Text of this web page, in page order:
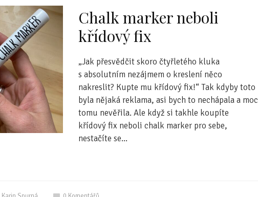
Chalk marker neboli
křídový fix
„Jak přesvědčit skoro čtyřletého kluka
s absolutním nezájmem o kreslení něco
nakreslit? Kupte mu křídový fix!“ Tak kdyby toto
byla nějaká reklama, asi bych to nechápala a moc
tomu nevěřila. Ale když si takhle koupíte
křídový fix neboli chalk marker pro sebe,
nestačíte se...